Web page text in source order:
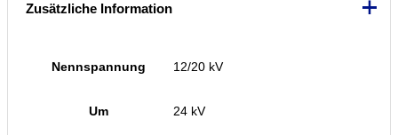
Zusätzliche Information
Nennspannung 12/20 kV
Um 24 kV